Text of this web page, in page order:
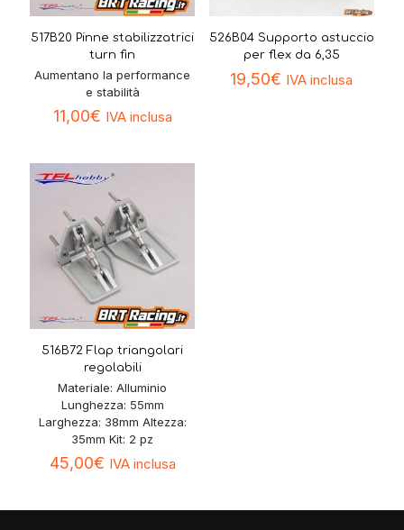
517B20 Pinne stabilizzatrici
turn fin
Aumentano la performance
e stabilità
11,00€ IVA inclusa
526B04 Supporto astuccio
per flex da 6,35
19,50€ IVA inclusa
516B72 Flap triangolari
regolabili
Materiale: Alluminio
Lunghezza: 55mm
Larghezza: 38mm Altezza:
35mm Kit: 2 pz
45,00€ IVA inclusa